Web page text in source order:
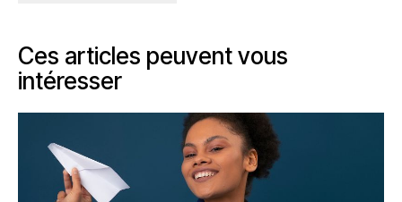
Ces articles peuvent vous
intéresser